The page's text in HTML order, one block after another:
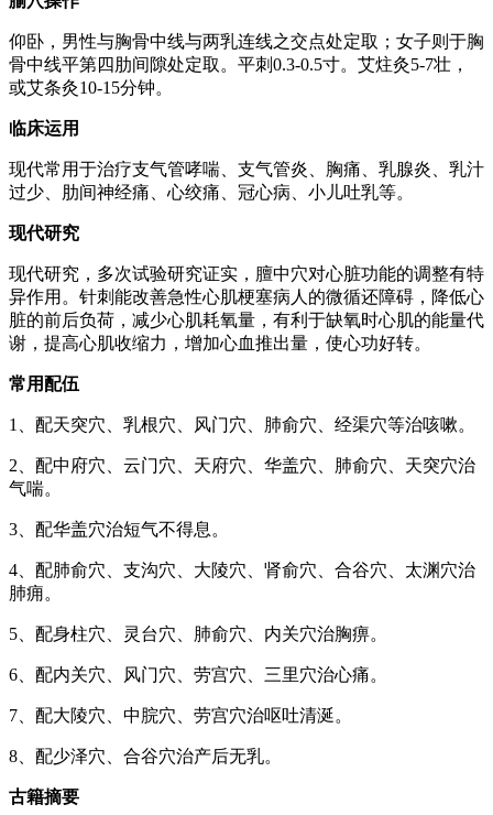
仰卧，男性与胸骨中线与两乳连线之交点处定取；女子则于胸
骨中线平第四肋间隙处定取。平刺0.3-0.5寸。艾炷灸5-7壮，
或艾条灸10-15分钟。
临床运用
现代常用于治疗支气管哮喘、支气管炎、胸痛、乳腺炎、乳汁
过少、肋间神经痛、心绞痛、冠心病、小儿吐乳等。
现代研究
现代研究，多次试验研究证实，膻中穴对心脏功能的调整有特
异作用。针刺能改善急性心肌梗塞病人的微循还障碍，降低心
脏的前后负荷，减少心肌耗氧量，有利于缺氧时心肌的能量代
谢，提高心肌收缩力，增加心血推出量，使心功好转。
常用配伍
1、配天突穴、乳根穴、风门穴、肺俞穴、经渠穴等治咳嗽。
2、配中府穴、云门穴、天府穴、华盖穴、肺俞穴、天突穴治
气喘。
3、配华盖穴治短气不得息。
4、配肺俞穴、支沟穴、大陵穴、肾俞穴、合谷穴、太渊穴治
肺痈。
5、配身柱穴、灵台穴、肺俞穴、内关穴治胸痹。
6、配内关穴、风门穴、劳宫穴、三里穴治心痛。
7、配大陵穴、中脘穴、劳宫穴治呕吐清涎。
8、配少泽穴、合谷穴治产后无乳。
古籍摘要